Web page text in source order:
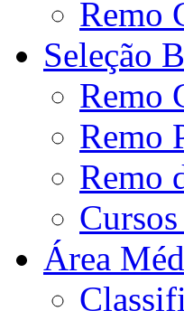
Remo
Seleção
Remo
Remo
Remo
Área